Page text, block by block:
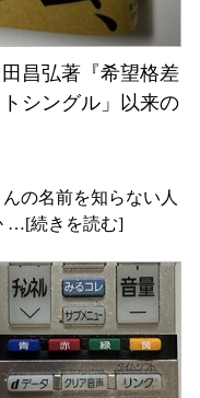
昌弘著『希望格差
シングル」以来の
の名前を知らない人
…[続きを読む]